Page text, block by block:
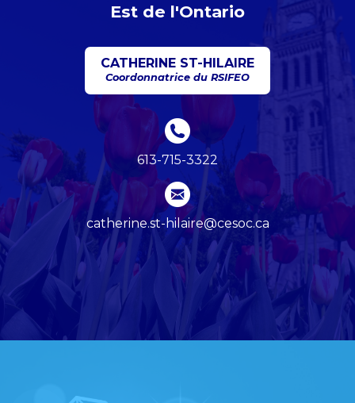
Est de l'Ontario
CATHERINE ST-HILAIRE
Coordonnatrice du RSIFEO
613-715-3322
catherine.st-hilaire@cesoc.ca